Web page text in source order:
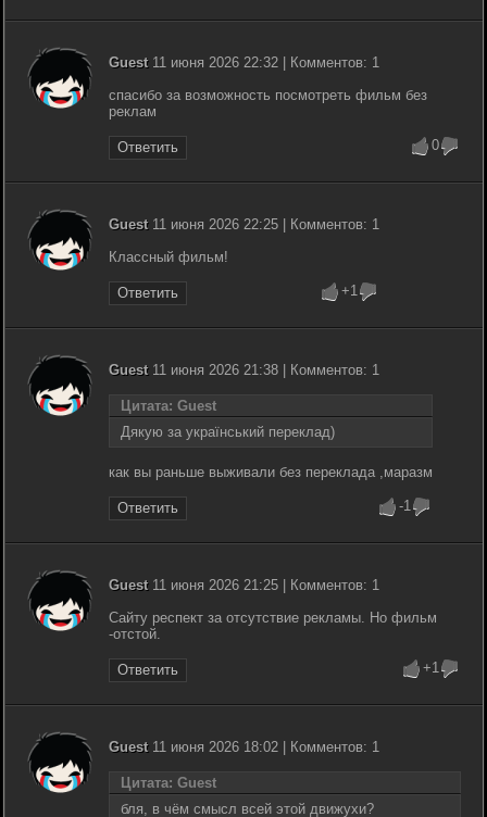
Guest11 июня 2026 22:32 | Комментов: 1
спасибо за возможность посмотреть фильм без
реклам
Ответить 0
Guest11 июня 2026 22:25 | Комментов: 1
Классный фильм!
Ответить +1
Guest11 июня 2026 21:38 | Комментов: 1
Цитата: Guest
Дякую за український переклад)
как вы раньше выживали без переклада ,маразм
Ответить -1
Guest11 июня 2026 21:25 | Комментов: 1
Сайту респект за отсутствие рекламы. Но фильм
-отстой.
Ответить +1
Guest11 июня 2026 18:02 | Комментов: 1
Цитата: Guest
бля, в чём смысл всей этой движухи?